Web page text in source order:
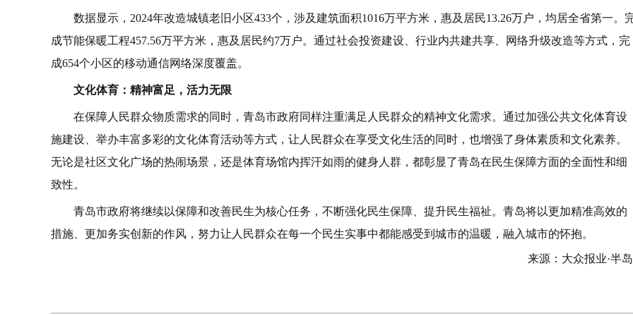
数据显示，2024年改造城镇老旧小区433个，涉及建筑面积1016万平方米，惠及居民13.26万户，均居全省第一。
成节能保暖工程457.56万平方米，惠及居民约7万户。通过社会投资建设、行业内共建共享、网络升级改造等方式，完
成654个小区的移动通信网络深度覆盖。
文化体育：精神富足，活力无限
在保障人民群众物质需求的同时，青岛市政府同样注重满足人民群众的精神文化需求。通过加强公共文化体育设
施建设、举办丰富多彩的文化体育活动等方式，让人民群众在享受文化生活的同时，也增强了身体素质和文化素养。
无论是社区文化广场的热闹场景，还是体育场馆内挥汗如雨的健身人群，都彰显了青岛在民生保障方面的全面性和细
致性。
青岛市政府将继续以保障和改善民生为核心任务，不断强化民生保障、提升民生福祉。青岛将以更加精准高效的
措施、更加务实创新的作风，努力让人民群众在每一个民生实事中都能感受到城市的温暖，融入城市的怀抱。
来源：大众报业·半